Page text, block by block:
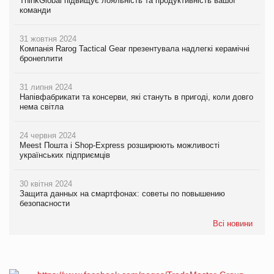
команди
31 жовтня 2024
Компанія Rarog Tactical Gear презентувала надлегкі керамічні
бронеплити
31 липня 2024
Напівфабрикати та консерви, які стануть в пригоді, коли довго
нема світла
24 червня 2024
Meest Пошта і Shop-Express розширюють можливості
українських підприємців
30 квітня 2024
Защита данных на смартфонах: советы по повышению
безопасности
Всі новини